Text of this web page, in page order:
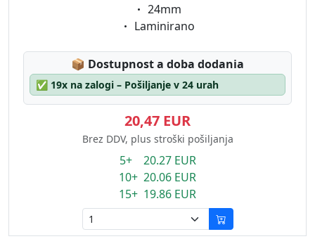
Eigenschaft:
24mm
Eigenschaft:
Laminirano
📦 Lagerstatus:
Dostupnost a doba dodania
✅ 19x na zalogi – Pošiljanje v 24 urah
20,47 EUR
Brez DDV, plus stroški pošiljanja
5+ 20.27 EUR
10+ 20.06 EUR
15+ 19.86 EUR